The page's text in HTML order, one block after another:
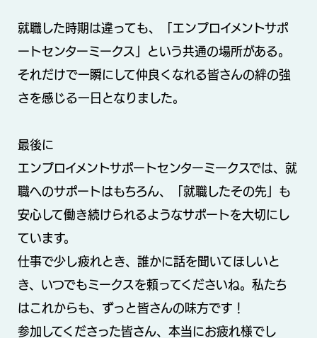
就職した時期は違っても、「エンプロイメントサポ
ートセンターミークス」という共通の場所がある。
それだけで一瞬にして仲良くなれる皆さんの絆の強
さを感じる一日となりました。
最後に
エンプロイメントサポートセンターミークスでは、就
職へのサポートはもちろん、「就職したその先」も
安心して働き続けられるようなサポートを大切にし
ています。
仕事で少し疲れとき、誰かに話を聞いてほしいと
き、いつでもミークスを頼ってくださいね。私たち
はこれからも、ずっと皆さんの味方です！
参加してくださった皆さん、本当にお疲れ様でし